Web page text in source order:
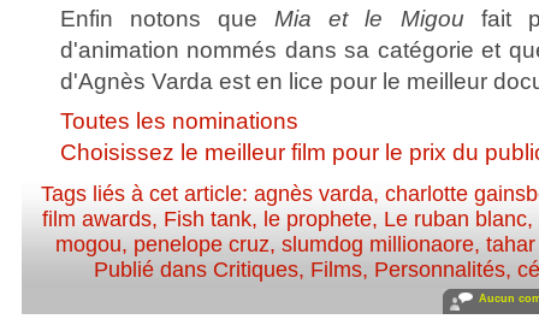
Enfin notons queMia et le Migou fait
d'animation nommés dans sa catégorie et
d'Agnès Varda est en lice pour le meilleur
Toutes les nominations
Choisissez le meilleur film pour le prix du
Tags liés à cet article: agnès varda, charlotte
film awards, Fish tank, le prophete, Le ruban blanc,
mogou, penelope cruz,slumdog millionaore,
Publié dans Critiques, Films, Personnalités,
Aucun